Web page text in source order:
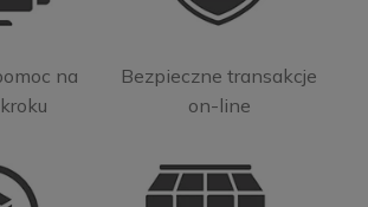
na
Bezpieczne transakcje
on-line